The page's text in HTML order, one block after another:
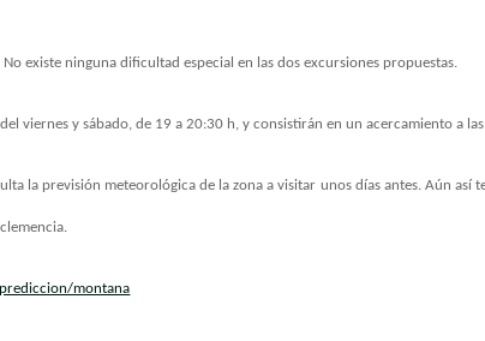
No existe ninguna dificultad especial en las dos excursiones propuestas.
viernes y sábado, de 19 a 20:30 h, y consistirán en un acercamiento a
la previsión meteorológica de la zona a visitar unos días antes. Aún
montana